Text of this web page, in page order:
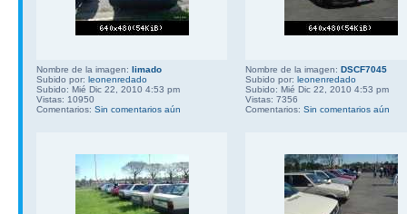
Nombre de la imagen: limado
Subido por: leonenredado
Subido: Mié Dic 22, 2010 4:53 pm
Vistas: 10950
Comentarios: Sin comentarios aún
Nombre de la imagen: DSCF7045
Subido por: leonenredado
Subido: Mié Dic 22, 2010 4:53 pm
Vistas: 7356
Comentarios: Sin comentarios aún